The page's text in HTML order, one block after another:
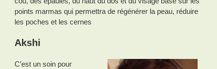
points marmas qui permettra de régénérer la peau, réduire
les poches et les cernes
Akshi
C’est un soin pour